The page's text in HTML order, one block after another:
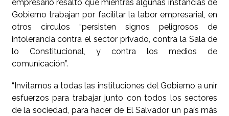
empresario resaltó que mientras algunas instancias de
Gobierno trabajan por facilitar la labor empresarial, en
otros círculos “persisten signos peligrosos de
intolerancia contra el sector privado, contra la Sala de
lo Constitucional, y contra los medios de
comunicación”.
“Invitamos a todas las instituciones del Gobierno a unir
esfuerzos para trabajar junto con todos los sectores
de la sociedad, para hacer de El Salvador un país más